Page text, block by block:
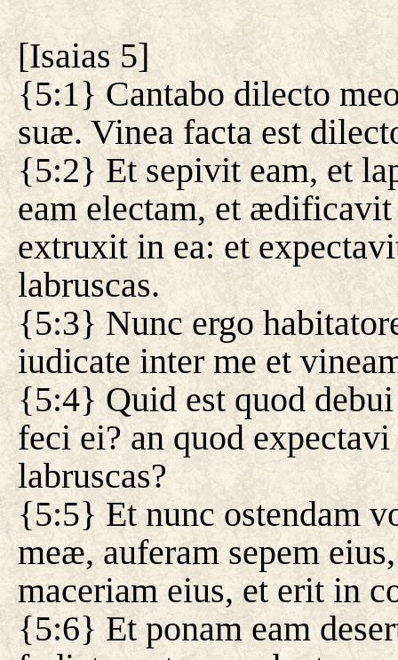
[Isaias 5]
{5:1} Cantabo dilecto
suæ. Vinea facta est
{5:2} Et sepivit eam, et
eam electam, et
extruxit in ea: et
labruscas.
{5:3} Nunc ergo
iudicate inter me et
{5:4} Quid est quod
feci ei? an quod
labruscas?
{5:5} Et nunc ostendam
meæ, auferam sepem
maceriam eius, et erit in
{5:6} Et ponam eam